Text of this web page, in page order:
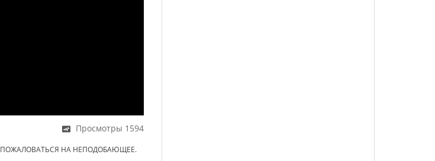
Просмотры 1594
ПОЖАЛОВАТЬСЯ НА НЕПОДОБАЮЩЕЕ.